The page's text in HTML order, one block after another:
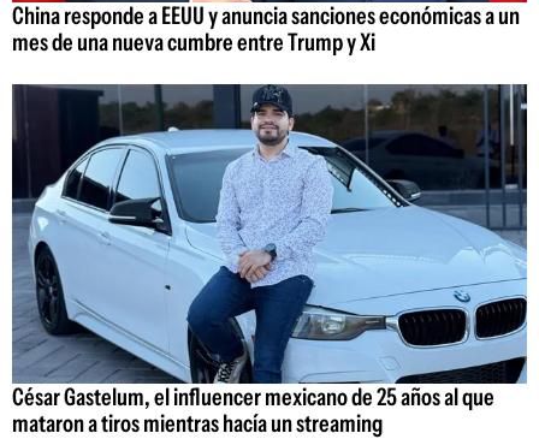
China responde a EEUU y anuncia sanciones económicas a un
mes de una nueva cumbre entre Trump y Xi
César Gastelum, el influencer mexicano de 25 años al que
mataron a tiros mientras hacía un streaming